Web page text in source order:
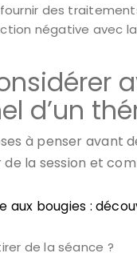
des
négative avec
d’un
à penser avant
la session et
aux bougies :
de la séance ?